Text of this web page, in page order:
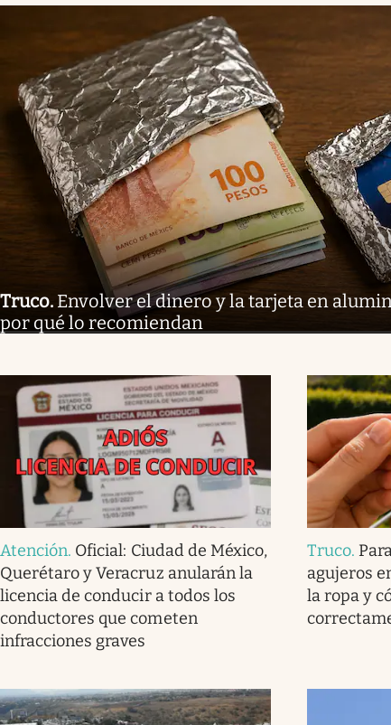
Truco. Envolver el dinero y la tarjeta en
por qué lo recomiendan
Atención. Oficial: Ciudad de México,
Querétaro y Veracruz anularán la
licencia de conducir a todos los
conductores que cometen
infracciones graves
Truco.
agujeros
la ropa y